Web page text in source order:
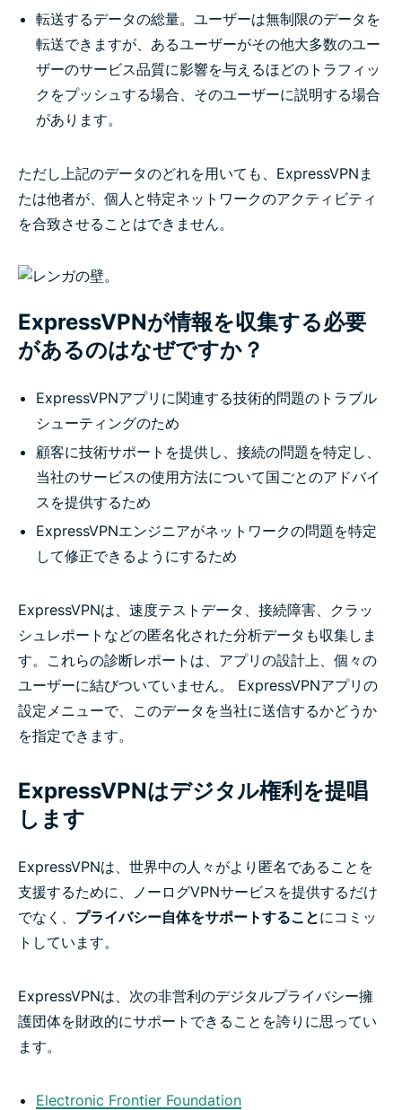
転送するデータの総量。ユーザーは無制限のデータを
転送できますが、あるユーザーがその他大多数のユー
ザーのサービス品質に影響を与えるほどのトラフィッ
クをプッシュする場合、そのユーザーに説明する場合
があります。
ただし上記のデータのどれを用いても、ExpressVPNま
たは他者が、個人と特定ネットワークのアクティビティ
を合致させることはできません。
ExpressVPNが情報を収集する必要
があるのはなぜですか？
ExpressVPNアプリに関連する技術的問題のトラブル
シューティングのため
顧客に技術サポートを提供し、接続の問題を特定し、
当社のサービスの使用方法について国ごとのアドバイ
スを提供するため
ExpressVPNエンジニアがネットワークの問題を特定
して修正できるようにするため
ExpressVPNは、速度テストデータ、接続障害、クラッ
シュレポートなどの匿名化された分析データも収集しま
す。これらの診断レポートは、アプリの設計上、個々の
ユーザーに結びついていません。 ExpressVPNアプリの
設定メニューで、このデータを当社に送信するかどうか
を指定できます。
ExpressVPNはデジタル権利を提唱
します
ExpressVPNは、世界中の人々がより匿名であることを
支援するために、ノーログVPNサービスを提供するだけ
でなく、 プライバシー自体をサポートすることにコミッ
トしています。
ExpressVPNは、次の非営利のデジタルプライバシー擁
護団体を財政的にサポートできることを誇りに思ってい
ます。
Electronic Frontier Foundation